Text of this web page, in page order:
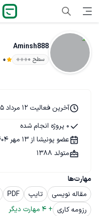
Aminsh888
سطح ۰ 0
مهارت‌ها
مقاله نویسی
تایپ PDF
رزومه کاری +
4 مهارت دیگر
آخرین فعالیت 12 مرداد 1405
0 پروژه انجام شده
عضو پونیشا از 13 مهر 1404
متولد 1388